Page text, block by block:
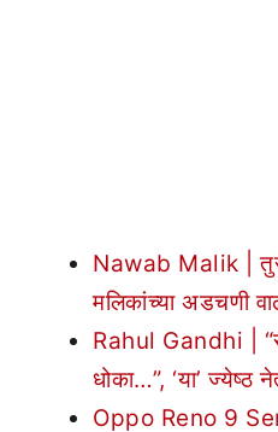
Nawab Malik |
मलिकांच्या अडचणी
Rahul Gandhi |
धोका…”, ‘या’ ज्येष्ठ
Oppo Reno 9